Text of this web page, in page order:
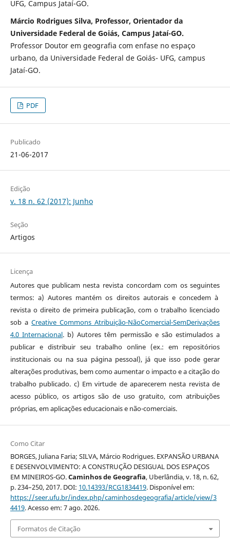
UFG, Campus Jataí-GO.
Márcio Rodrigues Silva, Professor, Orientador da
Universidade Federal de Goiás, Campus Jataí-GO.
Professor Doutor em geografia com enfase no espaço
urbano, da Universidade Federal de Goiás- UFG, campus
Jataí-GO.
PDF
Publicado
21-06-2017
Edição
v. 18 n. 62 (2017): Junho
Seção
Artigos
Licença
Autores que publicam nesta revista concordam com os seguintes
termos: a) Autores mantém os direitos autorais e concedem à
revista o direito de primeira publicação, com o trabalho licenciado
sob a Creative Commons Atribuição-NãoComercial-SemDerivações
4.0 Internacional. b) Autores têm permissão e são estimulados a
publicar e distribuir seu trabalho online (ex.: em repositórios
institucionais ou na sua página pessoal), já que isso pode gerar
alterações produtivas, bem como aumentar o impacto e a citação do
trabalho publicado. c) Em virtude de aparecerem nesta revista de
acesso público, os artigos são de uso gratuito, com atribuições
próprias, em aplicações educacionais e não-comerciais.
Como Citar
BORGES, Juliana Faria; SILVA, Márcio Rodrigues. EXPANSÃO URBANA
E DESENVOLVIMENTO: A CONSTRUÇÃO DESIGUAL DOS ESPAÇOS
EM MINEIROS-GO.Caminhos de Geografia, Uberlândia, v. 18, n. 62,
p. 234–250, 2017. DOI: 10.14393/RCG1834419. Disponível em:
https://seer.ufu.br/index.php/caminhosdegeografia/article/view/3
4419. Acesso em: 7 ago. 2026.
Formatos de Citação